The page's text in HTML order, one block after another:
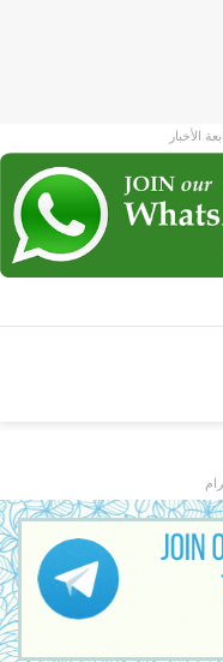
الأخبار
مرحلة جديدة!